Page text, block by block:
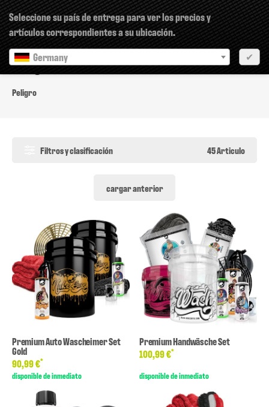
Seleccione su país de entrega para ver los precios y
artículos correspondientes a su ubicación.
Germany
✔
Peligro
Peligro
Filtros y clasificación 45 Articulo
cargar anterior
Premium Auto Wascheimer Set
Gold
90,99 €*
disponible de inmediato
Premium Handwäsche Set
100,99 €*
disponible de inmediato